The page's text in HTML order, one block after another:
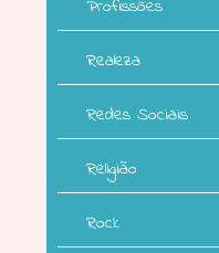
Profissões
Realeza
Redes Sociais
Religião
Rock